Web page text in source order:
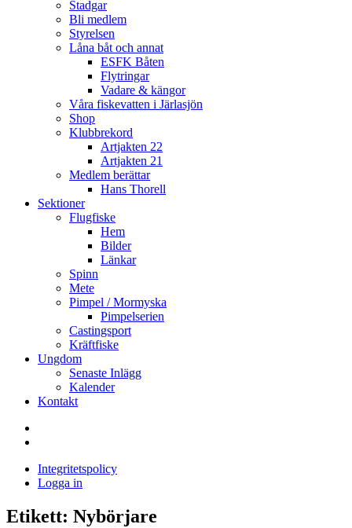
Stadgar
Bli medlem
Styrelsen
Låna båt och annat
ESFK Båten
Flytringar
Vadare & kängor
Våra fiskevatten i Järlasjön
Shop
Klubbrekord
Artjakten 22
Artjakten 21
Medlem berättar
Hans Thorell
Sektioner
Flugfiske
Hem
Bilder
Länkar
Spinn
Mete
Pimpel / Mormyska
Pimpelserien
Castingsport
Kräftfiske
Ungdom
Senaste Inlägg
Kalender
Kontakt
Sandasjön
Integritetspolicy
Logga in
Etikett: Nybörjare